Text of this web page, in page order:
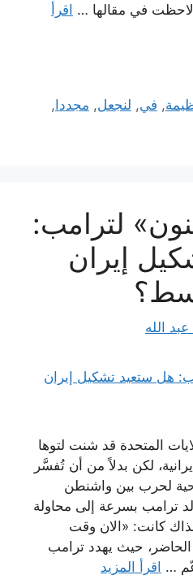
في مقالها … اقرأ
, في, لنجعل, مجددا,
لترامب:
إيران
الله
كانت الولايات المتحدة قد شنت لتوها
لكن بدلاً من أن تُفسَّر
لحرب بين واشنطن
ترامب بسرعة إلى محاولة
كانت: «الان وقت
الحاضر، حيث يهدد ترامب
… اقرأ المزيد